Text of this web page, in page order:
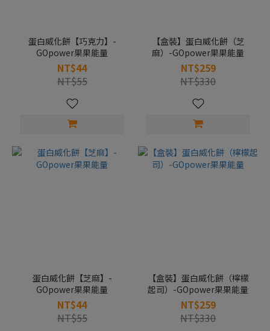
蛋白威化餅【巧克力】-
GOpower果果能量
NT$44
NT$55
【盒裝】蛋白威化餅（芝
麻）-GOpower果果能量
NT$259
NT$330
蛋白威化餅【芝麻】-
GOpower果果能量
NT$44
NT$55
【盒裝】蛋白威化餅（檸檬
起司）-GOpower果果能量
NT$259
NT$330